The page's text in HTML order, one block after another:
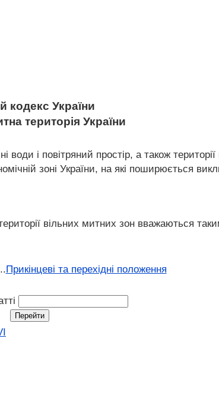
кодекс України
територія України
і повітряний простір, а також
зоні України, на які поширюється
вільних митних зон вважаються
Прикінцеві та перехідні положення